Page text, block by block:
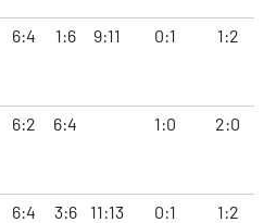
6:4 1:6 9:11 0:1 1:2
6:2 6:4 1:0 2:0
6:4 3:6 11:13 0:1 1:2